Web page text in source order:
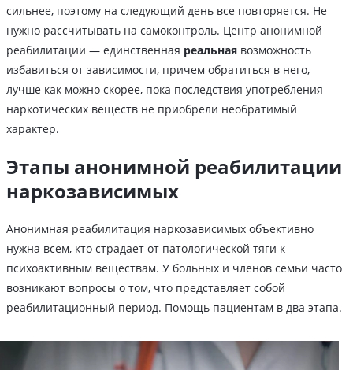
сильнее, поэтому на следующий день все повторяется. Не
нужно рассчитывать на самоконтроль. Центр анонимной
реабилитации — единственная реальная возможность
избавиться от зависимости, причем обратиться в него,
лучше как можно скорее, пока последствия употребления
наркотических веществ не приобрели необратимый
характер.
Этапы анонимной реабилитации
наркозависимых
Анонимная реабилитация наркозависимых объективно
нужна всем, кто страдает от патологической тяги к
психоактивным веществам. У больных и членов семьи часто
возникают вопросы о том, что представляет собой
реабилитационный период. Помощь пациентам в два этапа.